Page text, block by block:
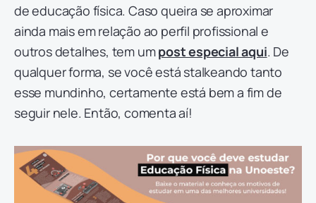
de educação física. Caso queira se aproximar
ainda mais em relação ao perfil profissional e
outros detalhes, tem umpost especial aqui. De
qualquer forma, se você está stalkeando tanto
esse mundinho, certamente está bem a fim de
seguir nele. Então, comenta aí!